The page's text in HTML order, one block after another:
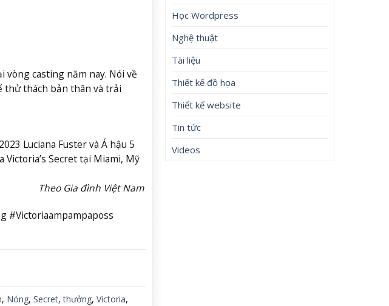
casting năm nay. Nói về
thử thách bản thân và trải
Luciana Fuster và Á hậu 5
Secret tại Miami, Mỹ
Theo Gia đình Việt Nam
#Victoriaampampaposs
, Nóng, Secret,thưởng, Victoria,
Học Wordpress
Nghệ thuật
Tài liệu
Thiết kế đồ họa
Thiết kế website
Tin tức
Videos